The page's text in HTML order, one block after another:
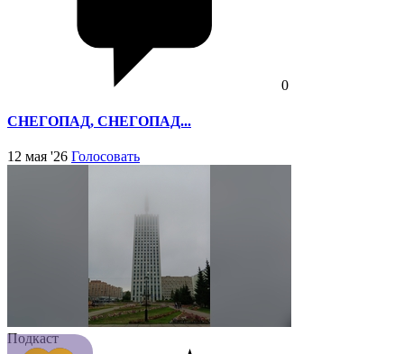
0
СНЕГОПАД, СНЕГОПАД...
12 мая '26 Голосовать
Подкаст